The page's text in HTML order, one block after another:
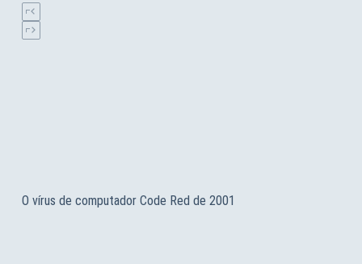
O vírus de computador Code Red de 2001